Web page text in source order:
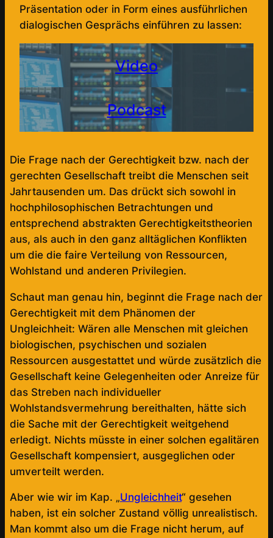
Präsentation oder in Form eines ausführlichen
dialogischen Gesprächs einführen zu lassen:
Video
Podcast
Die Frage nach der Gerechtigkeit bzw. nach der
gerechten Gesellschaft treibt die Menschen seit
Jahrtausenden um. Das drückt sich sowohl in
hochphilosophischen Betrachtungen und
entsprechend abstrakten Gerechtigkeitstheorien
aus, als auch in den ganz alltäglichen Konflikten
um die die faire Verteilung von Ressourcen,
Wohlstand und anderen Privilegien.
Schaut man genau hin, beginnt die Frage nach der
Gerechtigkeit mit dem Phänomen der
Ungleichheit: Wären alle Menschen mit gleichen
biologischen, psychischen und sozialen
Ressourcen ausgestattet und würde zusätzlich die
Gesellschaft keine Gelegenheiten oder Anreize für
das Streben nach individueller
Wohlstandsvermehrung bereithalten, hätte sich
die Sache mit der Gerechtigkeit weitgehend
erledigt. Nichts müsste in einer solchen egalitären
Gesellschaft kompensiert, ausgeglichen oder
umverteilt werden.
Aber wie wir im Kap. „Ungleichheit“ gesehen
haben, ist ein solcher Zustand völlig unrealistisch.
Man kommt also um die Frage nicht herum, auf